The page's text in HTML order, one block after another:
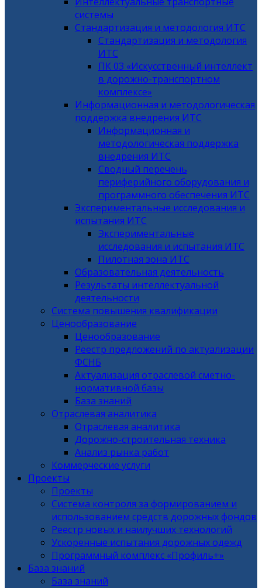
системы
Стандартизация и методология ИТС
Стандартизация и методология
ИТС
ПК 03 «Искусственный интеллект
в дорожно-транспортном
комплексе»
Информационная и методологическая
поддержка внедрения ИТС
Информационная и
методологическая поддержка
внедрения ИТС
Сводный перечень
периферийного оборудования и
программного обеспечения ИТС
Экспериментальные исследования и
испытания ИТС
Экспериментальные
исследования и испытания ИТС
Пилотная зона ИТС
Образовательная деятельность
Результаты интеллектуальной
деятельности
Система повышения квалификации
Ценообразование
Ценообразование
Реестр предложений по актуализации
ФСНБ
Актуализация отраслевой сметно-
нормативной базы
База знаний
Отраслевая аналитика
Отраслевая аналитика
Дорожно-строительная техника
Анализ рынка работ
Коммерческие услуги
Проекты
Проекты
Система контроля за формированием и
использованием средств дорожных фондов
Реестр новых и наилучших технологий
Ускоренные испытания дорожных одежд
Программный комплекс «Профиль+»
База знаний
База знаний